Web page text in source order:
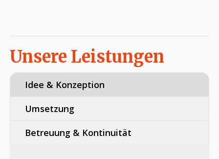
Unsere Leistungen
Idee & Konzeption
Umsetzung
Betreuung & Kontinuität